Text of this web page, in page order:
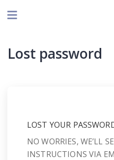
Lost password
LOST YOUR
NO WORRIES, WE’LL
INSTRUCTIONS VIA